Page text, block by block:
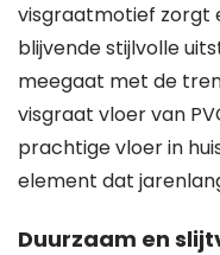
visgraatmotief zorgt
blijvende stijlvolle
meegaat met de
visgraat vloer van
prachtige vloer in
element dat
Duurzaam en